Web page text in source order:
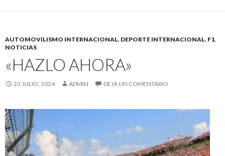
AUTOMOVILISMO INTERNACIONAL, DEPORTE INTERNACIONAL, F1,
NOTICIAS
«HAZLO AHORA»
23 JULIO, 2024 ADMIN DEJA UN COMENTARIO